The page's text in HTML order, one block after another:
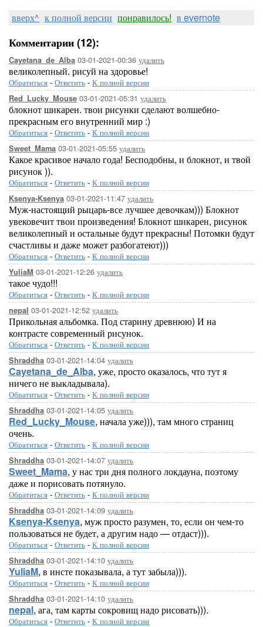
вверх^ к полной версии понравилось! в evernote
Комментарии (12):
Cayetana_de_Alba 03-01-2021-00:36 удалить
великолепный. рисуй на здоровье!
Обратиться - Ответить - К полной версии
Red_Lucky_Mouse 03-01-2021-05:31 удалить
блокнот шикарен. твои рисунки сделают волшебно-
прекрасным его внутренний мир :)
Обратиться - Ответить - К полной версии
Sweet_Mama 03-01-2021-05:55 удалить
Какое красивое начало года! Бесподобны, и блокнот, и твой
рисунок )).
Обратиться - Ответить - К полной версии
Ksenya-Ksenya 03-01-2021-11:47 удалить
Муж-настоящий рыцарь-все лучшее девочкам))) Блокнот
увековечит твои произведения! Блокнот шикарен, рисунок
великолепный и остальные будут прекрасны! Потомки будут
счастливы и даже может разбогатеют)))
Обратиться - Ответить - К полной версии
YuliaM 03-01-2021-12:26 удалить
такое чудо!!!
Обратиться - Ответить - К полной версии
nepal 03-01-2021-12:52 удалить
Прикольная альбомка. Под старину древнюю) И на
контрасте современный рисунок.
Обратиться - Ответить - К полной версии
Shraddha 03-01-2021-14:04 удалить
Cayetana_de_Alba, уже, просто оказалось, что тут я
ничего не выкладывала).
Обратиться - Ответить - К полной версии
Shraddha 03-01-2021-14:05 удалить
Red_Lucky_Mouse, начала уже))), там много страниц
очень.
Обратиться - Ответить - К полной версии
Shraddha 03-01-2021-14:07 удалить
Sweet_Mama, у нас три дня полного локдауна, поэтому
даже и порисовать потянуло.
Обратиться - Ответить - К полной версии
Shraddha 03-01-2021-14:09 удалить
Ksenya-Ksenya, муж просто разумен, то, если он чем-то
пользоваться не будет, а другим надо — отдаст))).
Обратиться - Ответить - К полной версии
Shraddha 03-01-2021-14:10 удалить
YuliaM, в инсте показывала, а тут забыла))).
Обратиться - Ответить - К полной версии
Shraddha 03-01-2021-14:10 удалить
nepal, ага, там карты сокровищ надо рисовать))).
Обратиться - Ответить - К полной версии